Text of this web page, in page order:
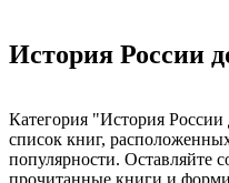
История России
Категория "История России
список книг,
популярности. Оставляйте
прочитанные книги и